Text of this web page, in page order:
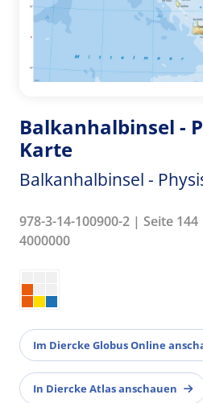
Balkanhalbinsel -
Karte
Balkanhalbinsel -
978-3-14-100900-2 | Seite
4000000
Im Diercke Globus Online
In Diercke Atlas anschauen